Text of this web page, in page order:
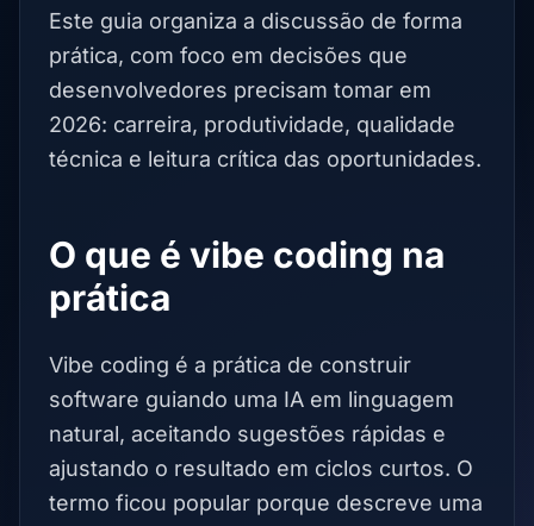
Este guia organiza a discussão de forma
prática, com foco em decisões que
desenvolvedores precisam tomar em
2026: carreira, produtividade, qualidade
técnica e leitura crítica das oportunidades.
O que é vibe coding na
prática
Vibe coding é a prática de construir
software guiando uma IA em linguagem
natural, aceitando sugestões rápidas e
ajustando o resultado em ciclos curtos. O
termo ficou popular porque descreve uma